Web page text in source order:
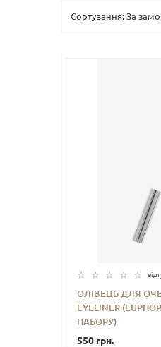
ОЛІВЕЦЬ ДЛЯ
EYELINER
НАБОРУ)
550 грн.
-